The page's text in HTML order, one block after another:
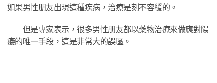
如果男性朋友出現這種疾病，治療是刻不容緩的。
但是專家表示，很多男性朋友都以藥物治療來做應對陽
痿的唯一手段，這是非常大的誤區。